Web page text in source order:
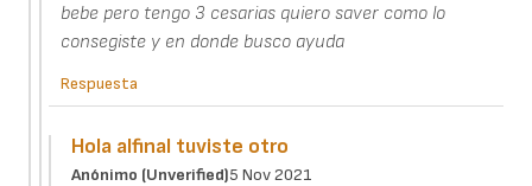
bebe pero tengo 3 cesarias quiero saver como lo
consegiste y en donde busco ayuda
Respuesta
Hola alfinal tuviste otro
Anónimo (unverified)5 Nov 2021